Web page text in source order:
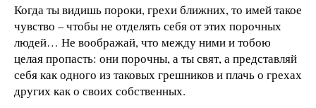
Когда ты видишь пороки, грехи ближних, то имей такое
чувство – чтобы не отделять себя от этих порочных
людей… Не воображай, что между ними и тобою
целая пропасть: они порочны, а ты свят, а представляй
себя как одного из таковых грешников и плачь о грехах
других как о своих собственных.